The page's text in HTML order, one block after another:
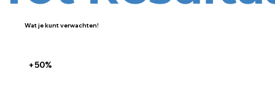
Wat je kunt verwachten!
+50%